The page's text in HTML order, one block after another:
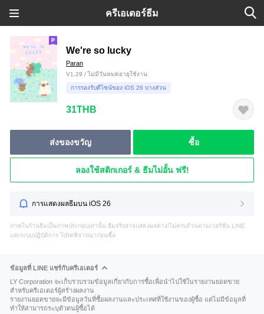
ครีเอเตอร์ธีม
We're so lucky
Paran
V1.29 / ไม่มีวันหมดอายุใช้งาน
การรองรับดีไซน์ของ iOS 26 บางส่วน
31THB
ส่งของขวัญ ซื้อ
ลองใช้สติกเกอร์ & ธีมไม่อั้น ฟรี!
การแสดงผลธีมบน iOS 26
ภาพในร้านธีมเป็นภาพประกอบเท่านั้น ธีมจริงอาจแสดงผลต่าง/ไม่ครบถ้วนตามเวอร์ชัน LINE
และระบบปฏิบัติการ โปรดพิจารณาก่อนซื้อ
ข้อมูลที่ LINE แชร์กับครีเอเตอร์
LY Corporation จะเก็บรวบรวมข้อมูลเกี่ยวกับการซื้อเพื่อนำไปใช้ในรายงานยอดขาย
สำหรับครีเอเตอร์ผู้สร้างผลงาน
รายงานยอดขายจะมีข้อมูลวันที่ซื้อผลงานและประเทศที่ใช้งานของผู้ซื้อ แต่ไม่มีข้อมูลที่
ทำให้สามารถระบุตัวตนผู้ซื้อได้